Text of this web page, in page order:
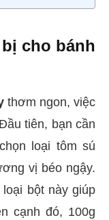
cho bánh
thơm ngon, việc
tiên, bạn cần
loại tôm sú
vị béo ngậy.
bột này giúp
cạnh đó, 100g